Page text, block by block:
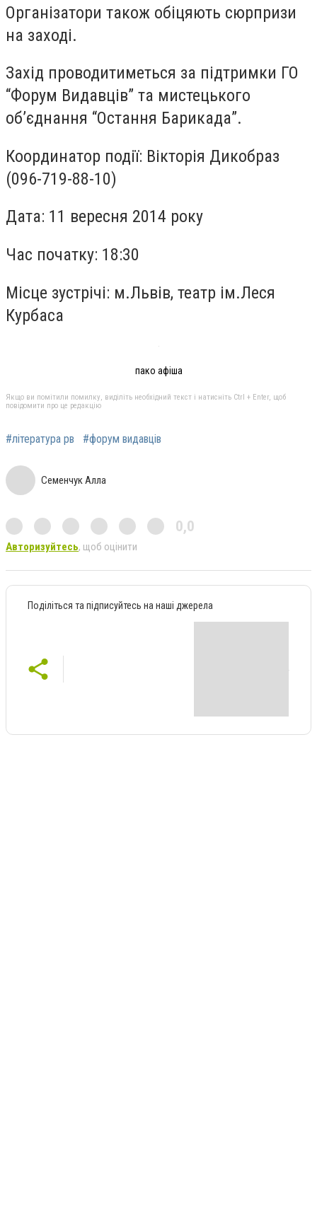
Організатори також обіцяють сюрпризи
на заході.
Захід проводитиметься за підтримки ГО
“Форум Видавців” та мистецького
об’єднання “Остання Барикада”.
Координатор події: Вікторія Дикобраз
(096-719-88-10)
Дата: 11 вересня 2014 року
Час початку: 18:30
Місце зустрічі: м.Львів, театр ім.Леся
Курбаса
пако афіша
Якщо ви помітили помилку, виділіть необхідний текст і натисніть Ctrl + Enter, щоб
повідомити про це редакцію
#література рв #форум видавців
Семенчук Алла
0,0
Авторизуйтесь, щоб оцінити
Поділіться та підписуйтесь на наші джерела